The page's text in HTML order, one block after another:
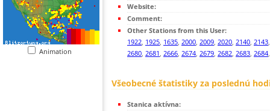
Animation
Website:
Comment:
Other Stations from this User:
1922, 1925, 1635, 2000, 2009, 2020, 2140, 2143
2680, 2681, 2666, 2674, 2679, 2682, 2683, 2684
Všeobecné štatistiky za poslednú
Stanica aktívna: